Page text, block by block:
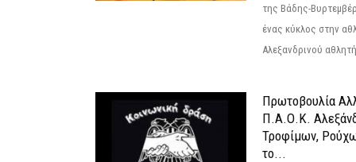
της Βάδης-
ένας κύκλος στην
Αλεξανδρινού
Πρωτοβουλία
Π.Α.Ο.Κ.
Τροφίμων,
το...